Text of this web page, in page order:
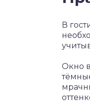
В
Окно